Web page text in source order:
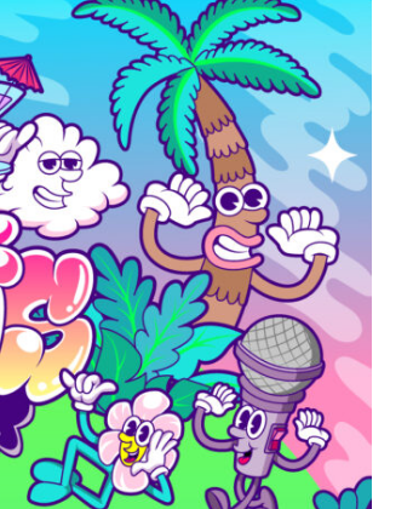
JACK WHITE lanza su
séptimo álbum de estudio
‘Frozen Charlotte’